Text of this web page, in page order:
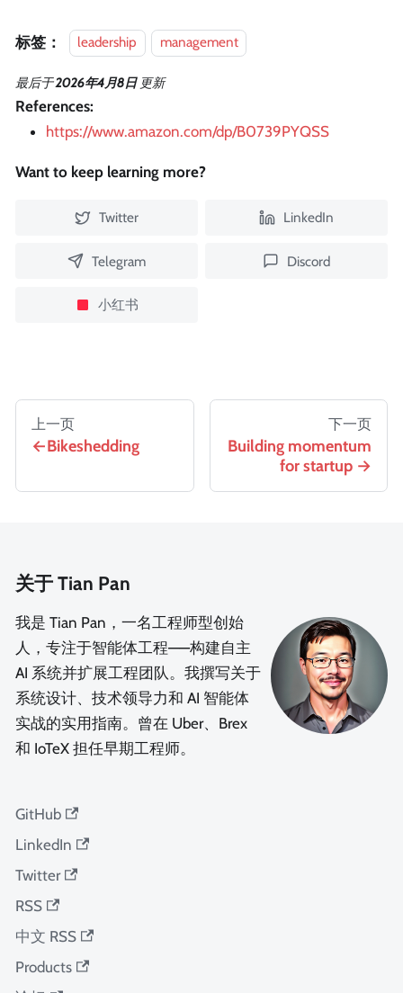
标签： leadership management
最后于2026年4月8日 更新
References:
https://www.amazon.com/dp/B0739PYQSS
Want to keep learning more?
Twitter LinkedIn
Telegram Discord
小红书
上一页
Bikeshedding
下一页
Building momentum
for startup
关于 Tian Pan
我是 Tian Pan，一名工程师型创始
人，专注于智能体工程——构建自主
AI 系统并扩展工程团队。我撰写关于
系统设计、技术领导力和 AI 智能体
实战的实用指南。曾在 Uber、Brex
和 IoTeX 担任早期工程师。
GitHub
LinkedIn
Twitter
RSS
中文 RSS
Products